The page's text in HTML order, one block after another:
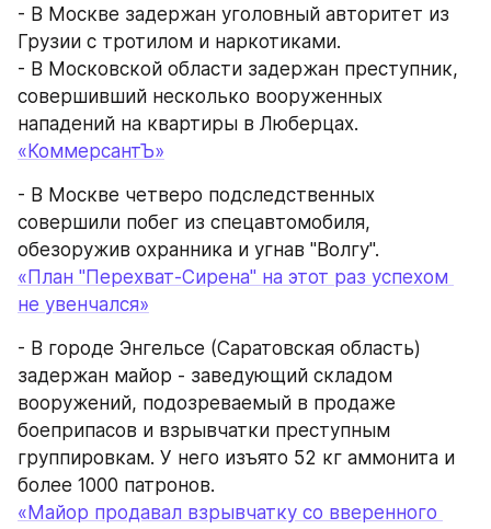
- В Москве задержан уголовный авторитет из
Грузии с тротилом и наркотиками.
- В Московской области задержан преступник,
совершивший несколько вооруженных
нападений на квартиры в Люберцах.
«КоммерсантЪ»
- В Москве четверо подследственных
совершили побег из спецавтомобиля,
обезоружив охранника и угнав "Волгу".
«План "Перехват-Сирена" на этот раз успехом
не увенчался»
- В городе Энгельсе (Саратовская область)
задержан майор - заведующий складом
вооружений, подозреваемый в продаже
боеприпасов и взрывчатки преступным
группировкам. У него изъято 52 кг аммонита и
более 1000 патронов.
«Майор продавал взрывчатку со вверенного